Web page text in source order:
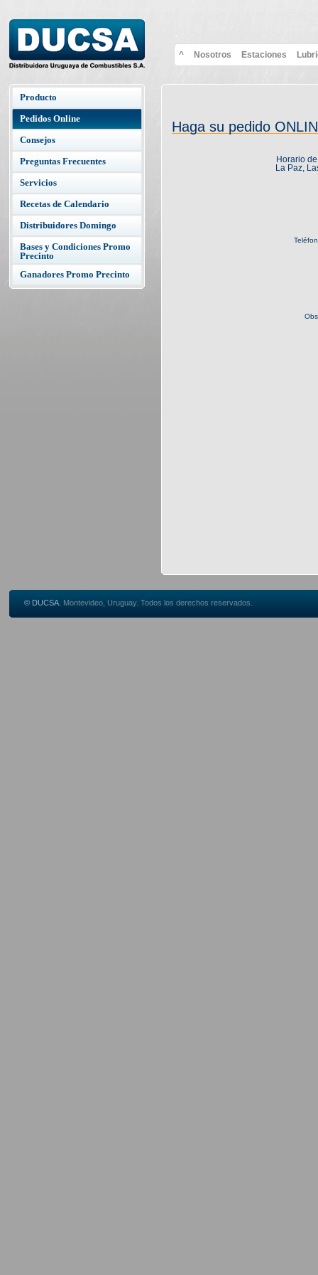
^ Nosotros Estaciones
Producto
Pedidos Online
Consejos
Preguntas Frecuentes
Servicios
Recetas de Calendario
Distribuidores Domingo
Bases y Condiciones Promo
Precinto
Ganadores Promo Precinto
Haga su pedido
Horario
La Paz,
© DUCSA. Montevideo, Uruguay. Todos los derechos reservados.